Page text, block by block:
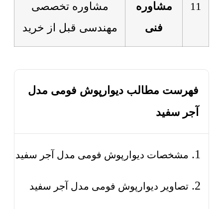
11
مشاوره
فنی
مشاوره تخصصی
مهندسی قبل از خرید
فهرست مطالب دیوارپوش فومی مدل
آجر سفید
مشخصات دیوارپوش فومی مدل آجر سفید
تصاویر دیوارپوش فومی مدل آجر سفید